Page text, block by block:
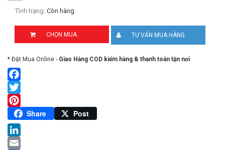
Tình trạng: Còn hàng
CHỌN MUA TƯ VẤN MUA HÀNG
* Đặt Mua Online - Giao Hàng COD kiểm hàng & thanh toán tận nơi
Facebook
Twitter
Pinterest
Share Post
LinkedIn